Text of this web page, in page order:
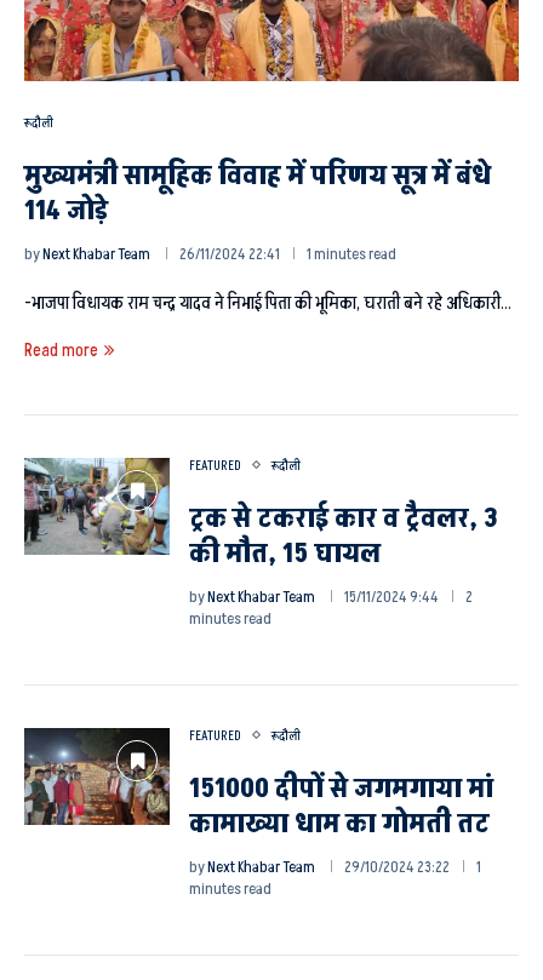
रूदौली
मुख्यमंत्री सामूहिक विवाह में परिणय सूत्र में बंधे
114 जोड़े
byNext Khabar Team 26/11/2024 22:41 1 minutes read
-भाजपा विधायक राम चन्द्र यादव ने निभाई पिता की भूमिका, घराती बने रहे अधिकारी…
Read more
FEATURED रूदौली
ट्रक से टकराई कार व ट्रैवलर, 3
की मौत, 15 घायल
byNext Khabar Team 15/11/2024 9:44
2
minutes read
FEATURED रूदौली
151000 दीपों से जगमगाया मां
कामाख्या धाम का गोमती तट
byNext Khabar Team 29/10/2024 23:22
1
minutes read